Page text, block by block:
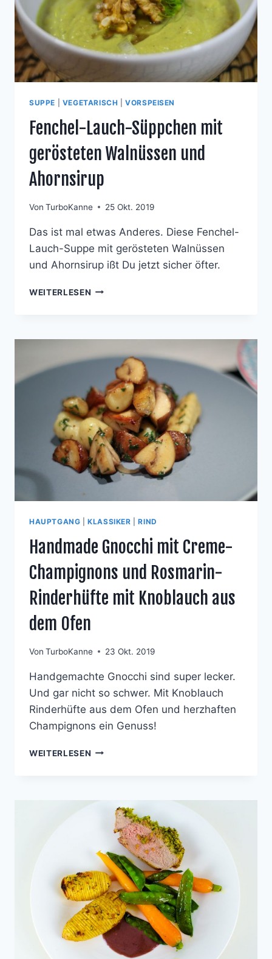
SUPPE VEGETARISCH |VORSPEISEN
Fenchel-Lauch-Süppchen mit
gerösteten Walnüssen und
Ahornsirup
Von TurboKanne 25 Okt. 2019
Das ist mal etwas Anderes. Diese Fenchel-
Lauch-Suppe mit gerösteten Walnüssen
und Ahornsirup ißt Du jetzt sicher öfter.
WEITERLESEN FENCHEL-
GERÖSTETEN
WALNÜSSEN
AHORNSIRUP
HAUPTGANG |KLASSIKER |RIND
Handmade Gnocchi mit Creme-
Champignons und Rosmarin-
Rinderhüfte mit Knoblauch aus
dem Ofen
Von TurboKanne 23 Okt. 2019
Handgemachte Gnocchi sind super lecker.
Und gar nicht so schwer. Mit Knoblauch
Rinderhüfte aus dem Ofen und herzhaften
Champignons ein Genuss!
WEITERLESEN HANDMADE
CHAMPIGNONS
ROSMARIN-
RINDERHÜFTE
MIT
KNOBLAUCH
AUS
DEM
OFEN